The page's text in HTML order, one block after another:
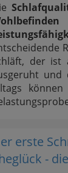
der ist
und
erste
-